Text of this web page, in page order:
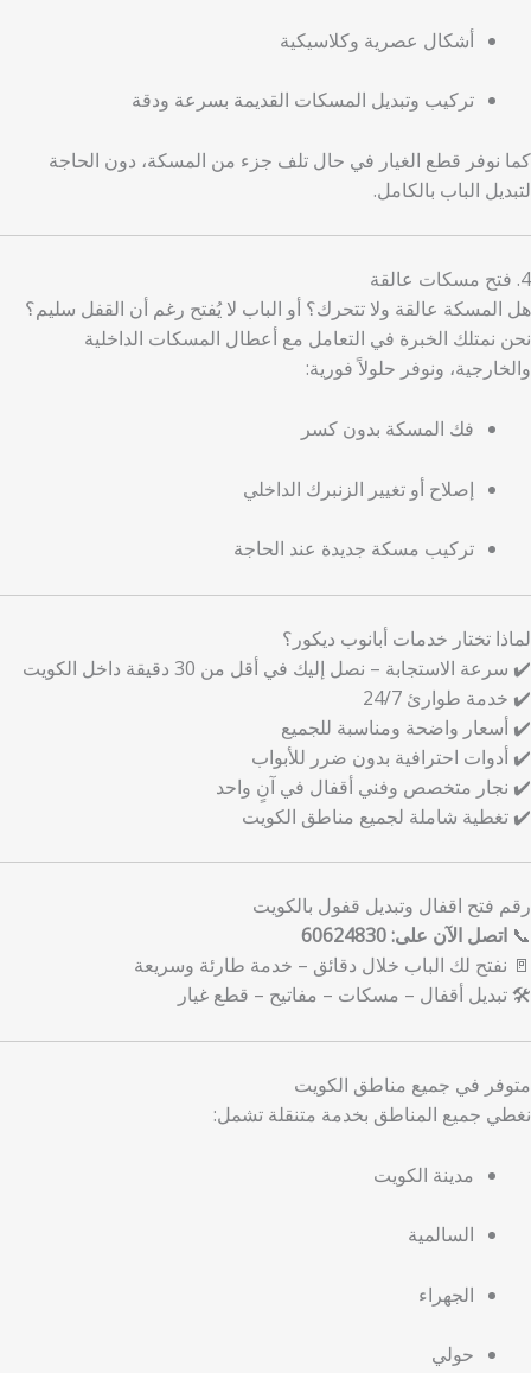
أشكال عصرية وكلاسيكية
تركيب وتبديل المسكات القديمة بسرعة ودقة
كما نوفر قطع الغيار في حال تلف جزء من المسكة، دون الحاجة
لتبديل الباب بالكامل.
4. فتح مسكات عالقة
هل المسكة عالقة ولا تتحرك؟ أو الباب لا يُفتح رغم أن القفل سليم؟
نحن نمتلك الخبرة في التعامل مع أعطال المسكات الداخلية
والخارجية، ونوفر حلولاً فورية:
فك المسكة بدون كسر
إصلاح أو تغيير الزنبرك الداخلي
تركيب مسكة جديدة عند الحاجة
لماذا تختار خدمات أبانوب ديكور؟
✔️ سرعة الاستجابة – نصل إليك في أقل من 30 دقيقة داخل الكويت
✔️ خدمة طوارئ 24/7
✔️ أسعار واضحة ومناسبة للجميع
✔️ أدوات احترافية بدون ضرر للأبواب
✔️ نجار متخصص وفني أقفال في آنٍ واحد
✔️ تغطية شاملة لجميع مناطق الكويت
رقم فتح اقفال وتبديل قفول بالكويت
📞 اتصل الآن على: 60624830
🚪 نفتح لك الباب خلال دقائق – خدمة طارئة وسريعة
🛠️ تبديل أقفال – مسكات – مفاتيح – قطع غيار
متوفر في جميع مناطق الكويت
نغطي جميع المناطق بخدمة متنقلة تشمل:
مدينة الكويت
السالمية
الجهراء
حولي